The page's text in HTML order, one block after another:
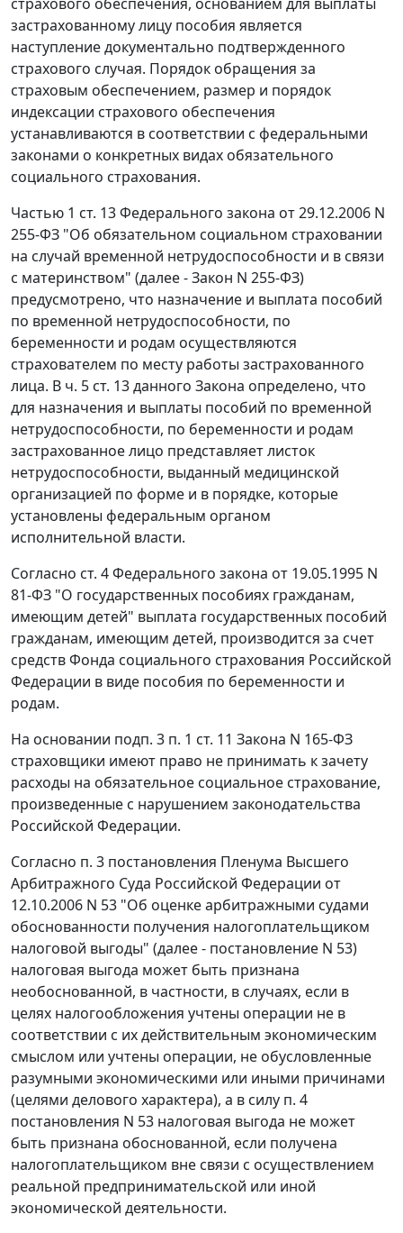
застрахованному лицу пособия является
наступление документально подтвержденного
страхового случая. Порядок обращения за
страховым обеспечением, размер и порядок
индексации страхового обеспечения
устанавливаются в соответствии с федеральными
законами о конкретных видах обязательного
социального страхования.
Частью 1 ст. 13Федерального закона от 29.12.2006 N
255-ФЗ "Об обязательном социальном страховании
на случай временной нетрудоспособности и в связи
с материнством" (далее - Закон N 255-ФЗ)
предусмотрено, что назначение и выплата пособий
по временной нетрудоспособности, по
беременности и родам осуществляются
страхователем по месту работы застрахованного
лица. В ч. 5 ст. 13данного Закона определено, что
для назначения и выплаты пособий по временной
нетрудоспособности, по беременности и родам
застрахованное лицо представляет листок
нетрудоспособности, выданный медицинской
организацией по форме и в порядке, которые
установлены федеральным органом
исполнительной власти.
Согласно ст. 4Федерального закона от 19.05.1995 N
81-ФЗ "О государственных пособиях гражданам,
имеющим детей" выплата государственных пособий
гражданам, имеющим детей, производится за счет
средств Фонда социального страхования Российской
Федерации в виде пособия по беременности и
родам.
На основании подп. 3 п. 1 ст. 11 Закона N 165-ФЗ
страховщики имеют право не принимать к зачету
расходы на обязательное социальное страхование,
произведенные с нарушением законодательства
Российской Федерации.
Согласно п. 3 постановления Пленума Высшего
Арбитражного Суда Российской Федерации от
12.10.2006 N 53 "Об оценке арбитражными судами
обоснованности получения налогоплательщиком
налоговой выгоды" (далее - постановление N 53)
налоговая выгода может быть признана
необоснованной, в частности, в случаях, если в
целях налогообложения учтены операции не в
соответствии с их действительным экономическим
смыслом или учтены операции, не обусловленные
разумными экономическими или иными причинами
(целями делового характера), а в силу п. 4
постановления N 53 налоговая выгода не может
быть признана обоснованной, если получена
налогоплательщиком вне связи с осуществлением
реальной предпринимательской или иной
экономической деятельности.